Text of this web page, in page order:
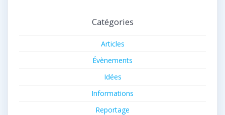
Catégories
Articles
Évènements
Idées
Informations
Reportage